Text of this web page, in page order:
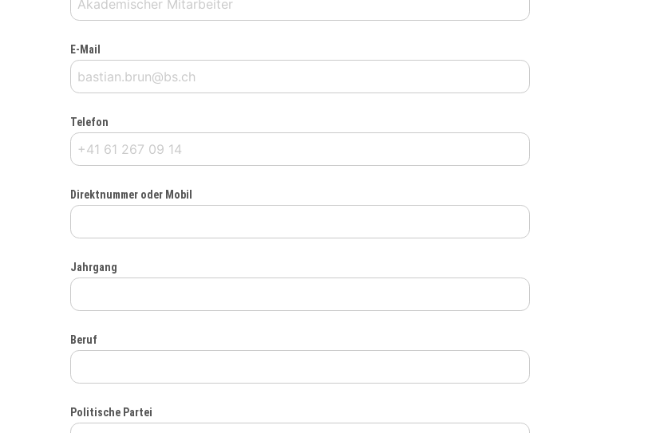
E-Mail
Telefon
Direktnummer oder Mobil
Jahrgang
Beruf
Politische Partei